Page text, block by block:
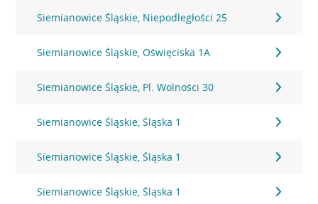
Siemianowice Śląskie, Niepodległości 25
Siemianowice Śląskie, Oświęciska 1A
Siemianowice Śląskie, Pl. Wolności 30
Siemianowice Śląskie, Śląska 1
Siemianowice Śląskie, Śląska 1
Siemianowice Śląskie, Śląska 1